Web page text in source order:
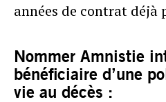
années de contrat déjà
Nommer Amnistie
bénéficiaire d’une
vie au décès :